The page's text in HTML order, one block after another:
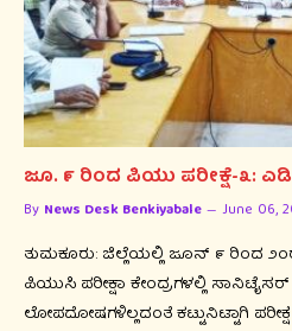
ಜೂ. ೯ ರಿಂದ ಪಿಯು ಪರೀಕ್ಷೆ-೩:
By News Desk Benkiyabale June 06,
ತುಮಕೂರು: ಜಿಲ್ಲೆಯಲ್ಲಿ ಜೂನ್ ೯ ರಿಂದ
ಪಿಯುಸಿ ಪರೀಕ್ಷಾ ಕೇಂದ್ರಗಳಲ್ಲಿ
ಲೋಪದೋಷಗಳಿಲ್ಲದಂತೆ ಕಟ್ಟುನಿಟ್ಟಾಗಿ